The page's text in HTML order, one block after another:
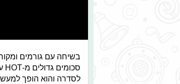
בשיחה עם גורמים
לסדרה והוא הופך